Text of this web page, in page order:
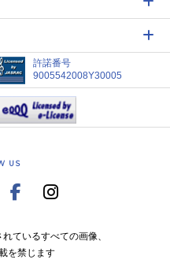
許諾番号
9005542008Y30005
US
ているすべての画像、
を禁じます